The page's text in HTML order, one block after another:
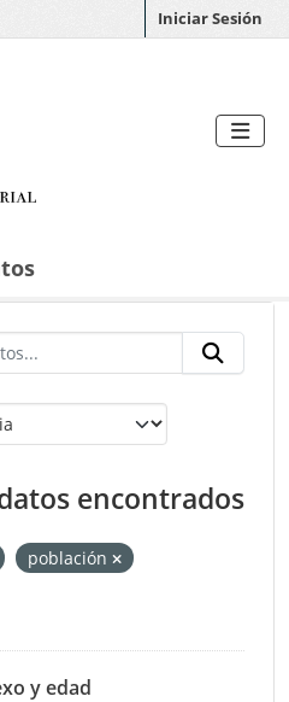
Iniciar Sesión
encontrados
población
y edad